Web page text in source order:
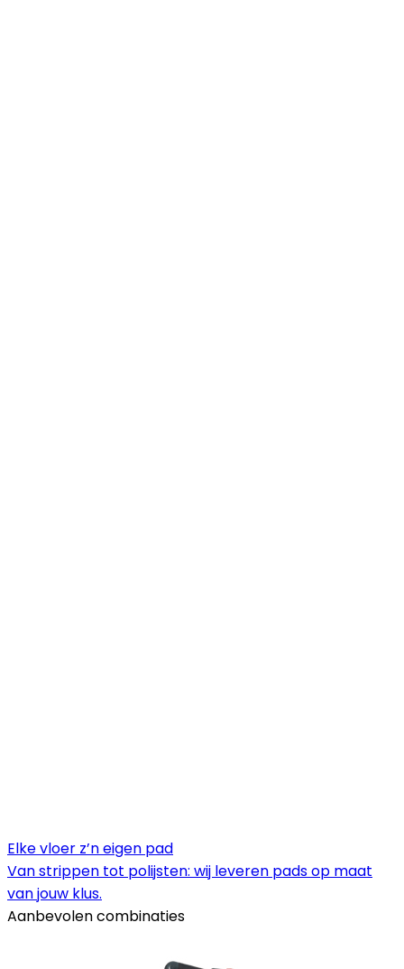
Elke vloer z’n eigen pad
Van strippen tot polijsten: wij leveren pads op maat
van jouw klus.
Aanbevolen combinaties